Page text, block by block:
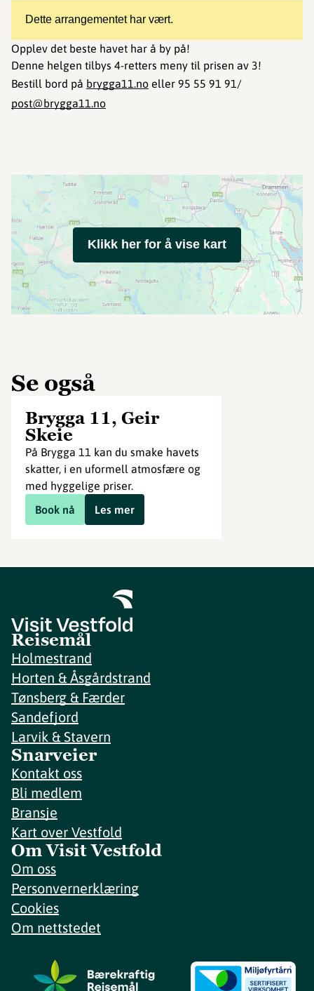
Dette arrangementet har vært.
Opplev det beste havet har å by på!
Denne helgen tilbys 4-retters meny til prisen av 3!
Bestill bord på brygga11.no eller 95 55 91 91/
post@brygga11.no
Klikk her for å vise kart
Se også
Brygga 11, Geir
Skeie
På Brygga 11 kan du smake havets
skatter, i en uformell atmosfære og
med hyggelige priser.
Book nå
Les mer
Reisemål
Holmestrand
Horten & Åsgårdstrand
Tønsberg & Færder
Sandefjord
Larvik & Stavern
Snarveier
Kontakt oss
Bli medlem
Bransje
Kart over Vestfold
Om Visit Vestfold
Om oss
Personvernerklæring
Cookies
Om nettstedet